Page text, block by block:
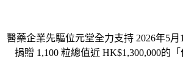
醫藥企業先驅位元堂全力支持 2026年5
捐贈 1,100 粒總值近 HK$1,300,000的